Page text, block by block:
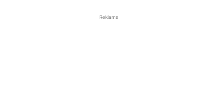
Reklama